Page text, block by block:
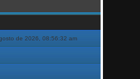
de 2026, 08:56:32 am